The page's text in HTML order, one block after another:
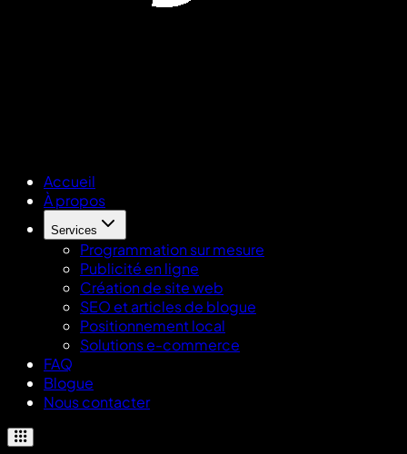
Accueil
À propos
Services
Programmation sur mesure
Publicité en ligne
Création de site web
SEO et articles de blogue
Positionnement local
Solutions e-commerce
FAQ
Blogue
Nous contacter